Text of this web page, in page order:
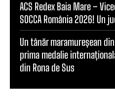
ACS Redex Baia Mare –
SOCCA România 2026! Un
Un tânăr maramureșean
prima medalie
din Rona de Sus